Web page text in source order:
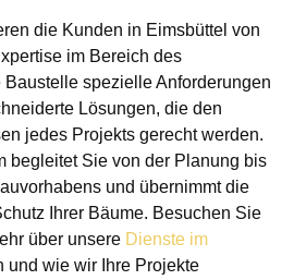
die Kunden in Eimsbüttel von
im Bereich des
spezielle Anforderungen
Lösungen, die den
jedes Projekts gerecht werden.
begleitet Sie von der Planung bis
und übernimmt die
Ihrer Bäume. Besuchen Sie
über unsere Dienste im
und wie wir Ihre Projekte